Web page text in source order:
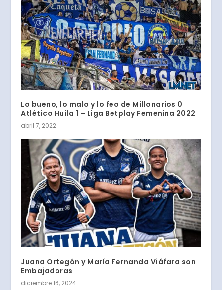
Lo bueno, lo malo y lo feo de Millonarios 0
Atlético Huila 1 – Liga Betplay Femenina 2022
abril 7, 2022
Juana Ortegón y María Fernanda Viáfara son
Embajadoras
diciembre 16, 2024